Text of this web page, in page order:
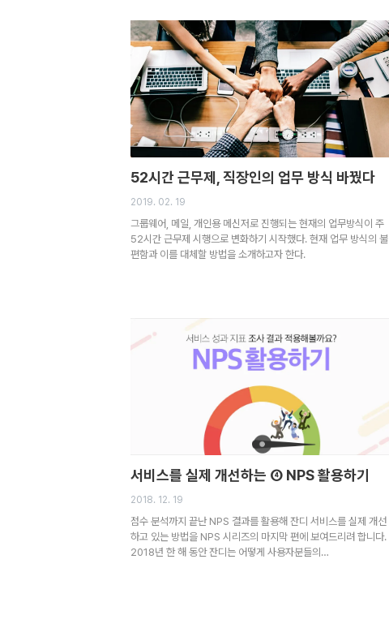
52시간 근무제, 직장인의 업무 방식 바꿨다
2019. 02. 19
그룹웨어, 메일, 개인용 메신저로 진행되는 현재의 업무방식이 주
52시간 근무제 시행으로 변화하기 시작했다. 현재 업무 방식의 불
편함과 이를 대체할 방법을 소개하고자 한다.
서비스를 실제 개선하는 ④ NPS 활용하기
2018. 12. 19
점수 분석까지 끝난 NPS 결과를 활용해 잔디 서비스를 실제 개선
하고 있는 방법을 NPS 시리즈의 마지막 편에 보여드리려 합니다.
2018년 한 해 동안 잔디는 어떻게 사용자분들의…